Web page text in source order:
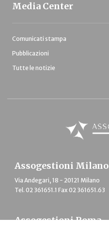
Media Center
Comunicati stampa
Pubblicazioni
Tutte le notizie
Assogestioni Milano
Via Andegari, 18 - 20121 Milano
Tel. 02 361651.1 Fax 02 361651.63
Assogestioni Roma